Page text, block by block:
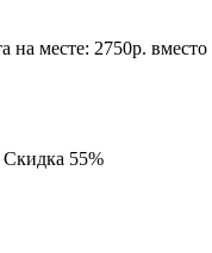
месте: 2750р.
Скидка 55%